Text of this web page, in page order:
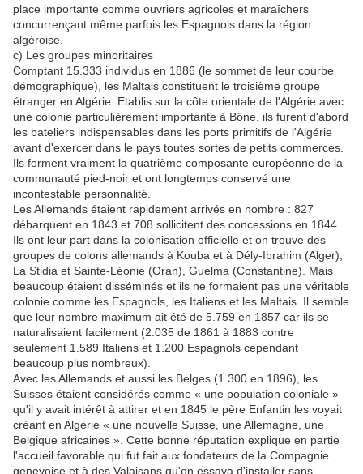
place importante comme ouvriers agricoles et maraîchers
concurrençant même parfois les Espagnols dans la région
algéroise.
c) Les groupes minoritaires
Comptant 15.333 individus en 1886 (le sommet de leur courbe
démographique), les Maltais constituent le troisième groupe
étranger en Algérie. Etablis sur la côte orientale de l'Algérie avec
une colonie particulièrement importante à Bône, ils furent d'abord
les bateliers indispensables dans les ports primitifs de l'Algérie
avant d'exercer dans le pays toutes sortes de petits commerces.
Ils forment vraiment la quatrième composante européenne de la
communauté pied-noir et ont longtemps conservé une
incontestable personnalité.
Les Allemands étaient rapidement arrivés en nombre : 827
débarquent en 1843 et 708 sollicitent des concessions en 1844.
Ils ont leur part dans la colonisation officielle et on trouve des
groupes de colons allemands à Kouba et à Dély-Ibrahim (Alger),
La Stidia et Sainte-Léonie (Oran), Guelma (Constantine). Mais
beaucoup étaient disséminés et ils ne formaient pas une véritable
colonie comme les Espagnols, les Italiens et les Maltais. Il semble
que leur nombre maximum ait été de 5.759 en 1857 car ils se
naturalisaient facilement (2.035 de 1861 à 1883 contre
seulement 1.589 Italiens et 1.200 Espagnols cependant
beaucoup plus nombreux).
Avec les Allemands et aussi les Belges (1.300 en 1896), les
Suisses étaient considérés comme « une population coloniale »
qu'il y avait intérêt à attirer et en 1845 le père Enfantin les voyait
créant en Algérie « une nouvelle Suisse, une Allemagne, une
Belgique africaines ». Cette bonne réputation explique en partie
l'accueil favorable qui fut fait aux fondateurs de la Compagnie
genevoise et à des Valaisans qu'on essaya d'installer sans